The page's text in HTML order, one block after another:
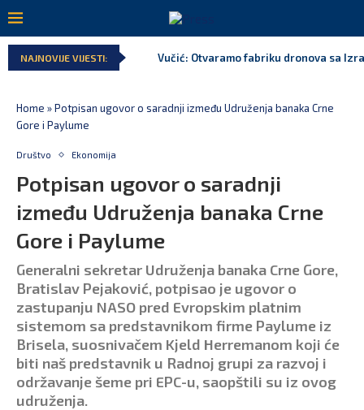
NAJNOVIJE VIJESTI: Vučić: Otvaramo fabriku dronova sa
Home »Potpisan ugovor o saradnji između Udruženja banaka Crne
Gore i Paylume
Društvo Ekonomija
Potpisan ugovor o saradnji
između Udruženja banaka Crne
Gore i Paylume
Generalni sekretar Udruženja banaka Crne Gore,
Bratislav Pejaković, potpisao je ugovor o
zastupanju NASO pred Evropskim platnim
sistemom sa predstavnikom firme Paylume iz
Brisela, suosnivačem Kjeld Herremanom koji će
biti naš predstavnik u Radnoj grupi za razvoj i
održavanje šeme pri EPC-u, saopštili su iz ovog
udruženja.